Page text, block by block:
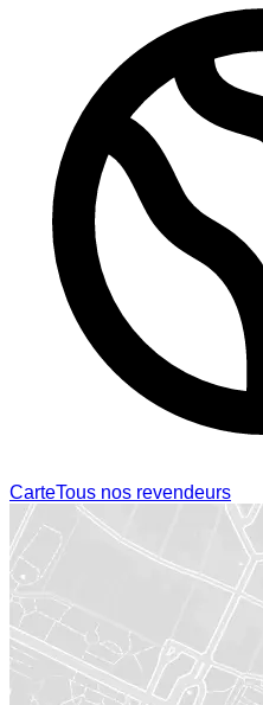
CarteTous nos revendeurs